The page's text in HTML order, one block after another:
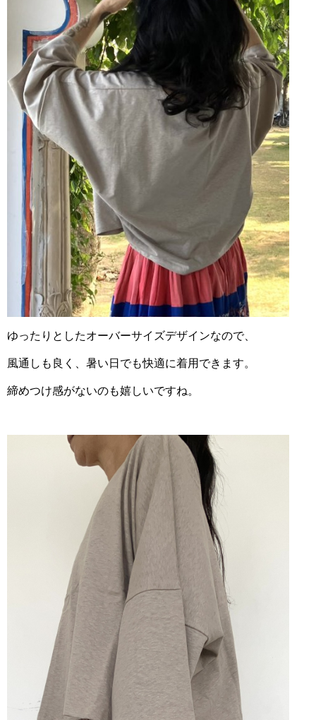
ゆったりとしたオーバーサイズデザインなので、
風通しも良く、暑い日でも快適に着用できます。
締めつけ感がないのも嬉しいですね。